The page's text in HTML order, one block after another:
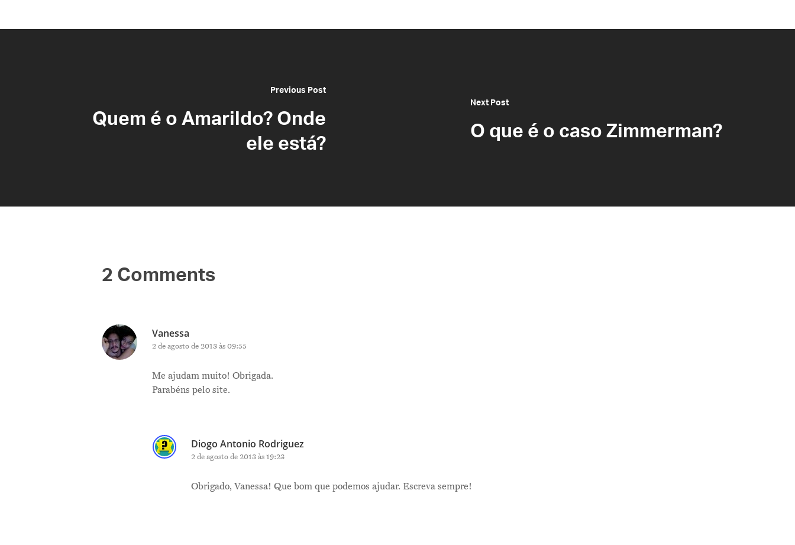
Previous Post
Quem é o Amarildo? Onde
ele está?
Next Post
O que é o caso Zimmerman?
2 Comments
Vanessa
2 de agosto de 2013 às 09:55
Me ajudam muito! Obrigada.
Parabéns pelo site.
Diogo Antonio Rodriguez
2 de agosto de 2013 às 19:23
Obrigado, Vanessa! Que bom que podemos ajudar. Escreva sempre!